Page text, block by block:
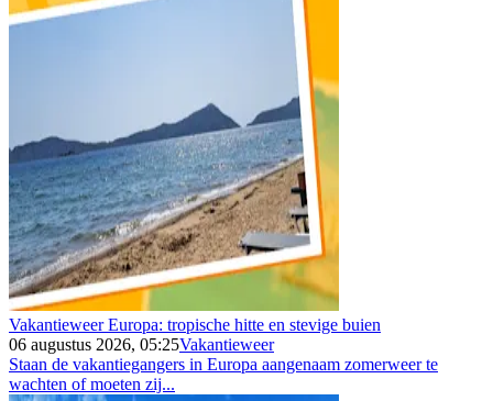
Vakantieweer Europa: tropische hitte en stevige buien
06 augustus 2026, 05:25Vakantieweer
Staan de vakantiegangers in Europa aangenaam zomerweer te
wachten of moeten zij...